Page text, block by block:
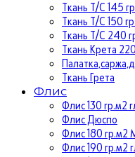
Ткань Т/C 145
Ткань Т/C 150
Ткань Т/C 240
Ткань Крета
Ткань Грета
Флис
Флис 130 гр.м2
Флис Дюспо
Флис 180 гр.м2
Флис 190 гр.м2